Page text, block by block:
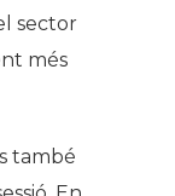
sector
més
també